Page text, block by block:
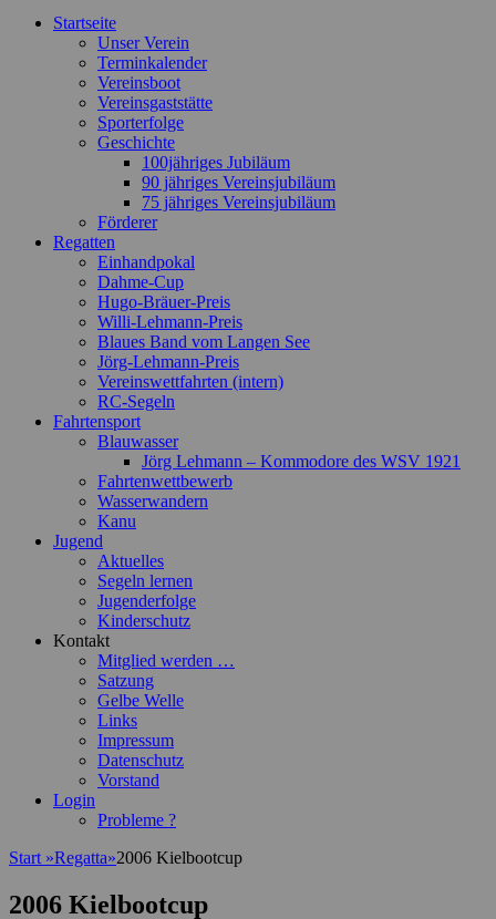
Zum
Startseite
Unser Verein
Terminkalender
Vereinsboot
Vereinsgaststätte
Sporterfolge
Geschichte
100jähriges Jubiläum
90 jähriges Vereinsjubiläum
75 jähriges Vereinsjubiläum
Förderer
Regatten
Einhandpokal
Dahme-Cup
Hugo-Bräuer-Preis
Willi-Lehmann-Preis
Blaues Band vom Langen See
Jörg-Lehmann-Preis
Vereinswettfahrten (intern)
RC-Segeln
Fahrtensport
Blauwasser
Jörg Lehmann – Kommodore des WSV 1921
Fahrtenwettbewerb
Wasserwandern
Kanu
Jugend
Aktuelles
Segeln lernen
Jugenderfolge
Kinderschutz
Kontakt
Mitglied werden …
Satzung
Gelbe Welle
Links
Impressum
Datenschutz
Vorstand
Login
Probleme ?
Start »Regatta»2006 Kielbootcup
2006 Kielbootcup